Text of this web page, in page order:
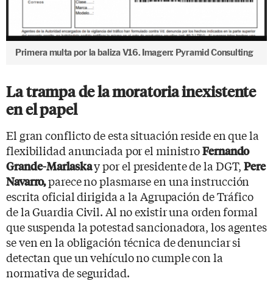
Primera multa por la baliza V16. Imagen: Pyramid Consulting
La trampa de la moratoria inexistente
en el papel
El gran conflicto de esta situación reside en que la
flexibilidad anunciada por el ministroFernando
Grande-Marlaskay por el presidente de la DGT,Pere
Navarro,parece no plasmarse en una instrucción
escrita oficial dirigida a la Agrupación de Tráfico
de la Guardia Civil. Al no existir una orden formal
que suspenda la potestad sancionadora, los agentes
se ven en la obligación técnica de denunciar si
detectan que un vehículo no cumple con la
normativa de seguridad.